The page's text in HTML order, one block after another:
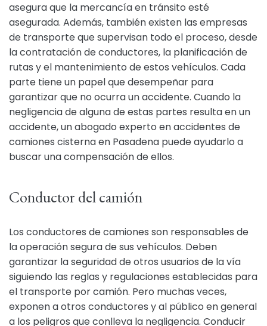
asegura que la mercancía en tránsito esté
asegurada. Además, también existen las empresas
de transporte que supervisan todo el proceso, desde
la contratación de conductores, la planificación de
rutas y el mantenimiento de estos vehículos. Cada
parte tiene un papel que desempeñar para
garantizar que no ocurra un accidente. Cuando la
negligencia de alguna de estas partes resulta en un
accidente, un abogado experto en accidentes de
camiones cisterna en Pasadena puede ayudarlo a
buscar una compensación de ellos.
Conductor del camión
Los conductores de camiones son responsables de
la operación segura de sus vehículos. Deben
garantizar la seguridad de otros usuarios de la vía
siguiendo las reglas y regulaciones establecidas para
el transporte por camión. Pero muchas veces,
exponen a otros conductores y al público en general
a los peligros que conlleva la negligencia. Conducir